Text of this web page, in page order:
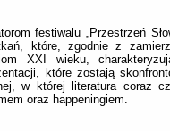
festiwalu „Przestrzeń
które, zgodnie z
XXI wieku,
które zostają
w której literatura coraz
oraz happeningiem.